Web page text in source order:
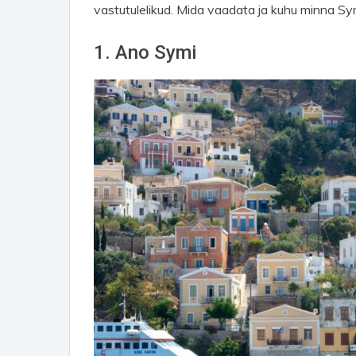
vastutulelikud. Mida vaadata ja kuhu minna
1. Ano Symi